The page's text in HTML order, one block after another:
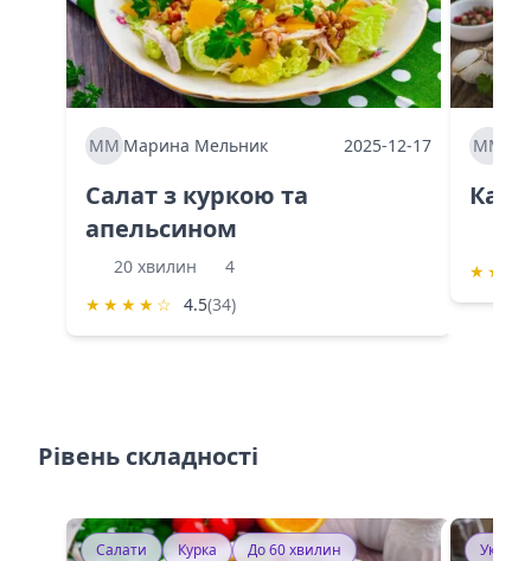
ММ Марина Мельник 2025-12-17
Салат з куркою та
апельсином
20 хвилин
4
★ ★ ★ ★ ☆ 4.5(34)
ММ
★ ★
Рівень складності
Салати Курка
До 60 хвилин